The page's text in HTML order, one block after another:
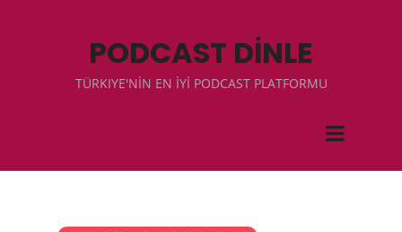
PODCAST DİNLE
TÜRKIYE'NİN EN İYİ PODCAST PLATFORMU